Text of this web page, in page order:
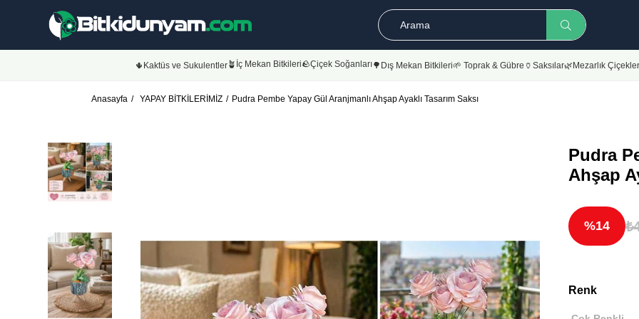
🌵Kaktüs ve Sukulentler🪴İç Mekan Bitkileri🪨Çiçek Soğanları🌳Dış Mekan Bitkileri🌱 Toprak & Gübre 🏺Saksılar🌿Mezarlık
Anasayfa YAPAY BİTKİLERİMİZ Pudra Pembe Yapay Gül Aranjmanlı Ahşap Ayaklı Tasarım Saksı
Pudra
Ahşap
14
Renk